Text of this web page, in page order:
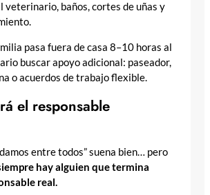
veterinario, baños, cortes de uñas y
pasa fuera de casa 8–10 horas al
buscar apoyo adicional: paseador,
o acuerdos de trabajo flexible.
el responsable
entre todos” suena bien… pero
hay alguien que termina
real.